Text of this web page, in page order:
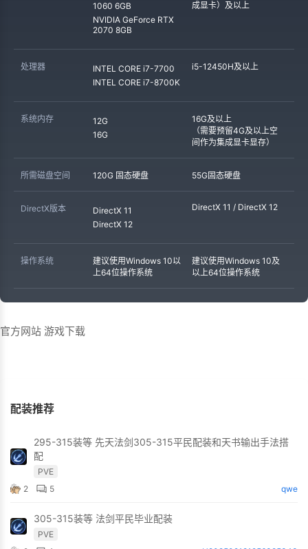
1060 6GB
NVIDIA GeForce RTX
2070 8GB
成显卡）及以上
处理器
INTEL CORE i7-7700
INTEL CORE i7-8700K
i5-12450H及以上
系统内存
12G
16G
16G及以上
（需要预留4G及以上空
间作为集成显卡显存）
所需磁盘空间 120G 固态硬盘 55G固态硬盘
DirectX版本
DirectX 11
DirectX 12
DirectX 11 / DirectX 12
操作系统
建议使用Windows 10以
上64位操作系统
建议使用Windows 10及
以上64位操作系统
官方网站 游戏下载
配装推荐
295-315装等 先天法剑305-315平民配装和天书输出手法搭
配
PVE
2
5 qwe
305-315装等 法剑平民毕业配装
PVE